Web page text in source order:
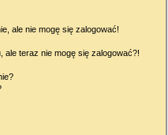
ale nie mogę się zalogować!
ale teraz nie mogę się zalogować?!